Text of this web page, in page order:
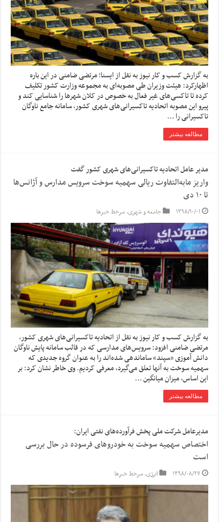
به گزارش کسب و کار نیوز به نقل از ایسنا؛ مرتضی ضامنی در این باره
اظهارکرد: هیئت وزیران طی مصوبه‌ای به مجموعه وزارت کشور تکلیف
کرده تا تاکسی‌های غیر فعال به خصوص در کلان شهرها را شناسایی کند و
پیرو این مصوبه اتحادیه تاکسیرانی‌های شهری کشور، سامانه جامع ناوگان
تاکسیرانی را …
مطالعه بیشتر
مدیر عامل اتحادیه تاکسیرانی‌های شهری کشور گفت
واریز مابه‌التفاوت ریالی سهمیه سوخت سرویس مدارس و آژانس‌ها
تا ۱۰ دی
۱۳۹۸/۱۰/۰۱ جامعه و شهری,سرخط خبرها
به گزارش کسب و کار نیوز به نقل از اتحادیه تاکسیرانی‌های شهری کشور،
مرتضی ضامنی افزود: سرویس‌های مدارسی که در قالب سامانه پایش ناوگان
دانش آموزی «سپند» ساماندهی شده‌اند را به عنوان گروه جدیدی که
سهمیه سوخت به آنها تعلق می‌گیرد، معرفی کردیم. وی خاطر نشان کرد: بر
این اساس، میزان میانگین …
مطالعه بیشتر
مدیرعامل شرکت ملی پخش فرآورده‌های نفتی ایران:
اختصاص سهمیه سوخت به خودروهای فرسوده در حال بررسی
است
۱۳۹۸/۰۸/۲۷ انرژی,سرخط خبرها